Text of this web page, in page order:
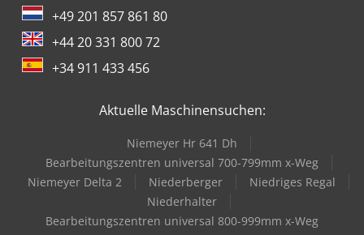
+49 201 857 861 80
+44 20 331 800 72
+34 911 433 456
Aktuelle Maschinensuchen:
Niemeyer Hr 641 Dh
Bearbeitungszentren universal 700-799mm x-Weg
Niemeyer Delta 2
Niederberger
Niedriges Regal
Niederhalter
Bearbeitungszentren universal 800-999mm x-Weg